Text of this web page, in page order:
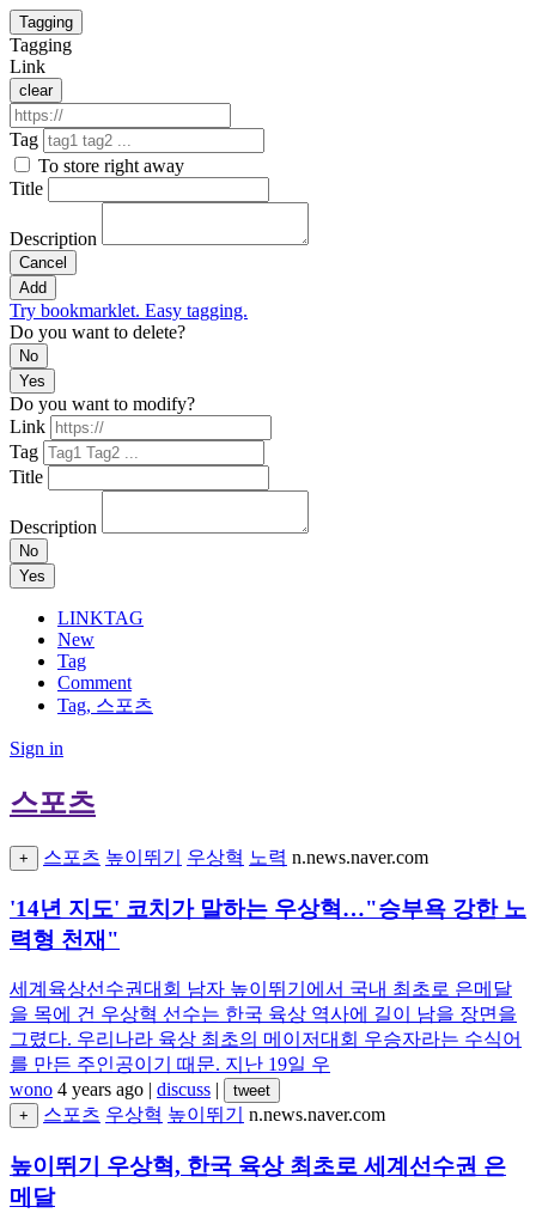
Tagging
Tagging
Link
clear
Tag
To store right away
Title
Description
Cancel
Add
Try bookmarklet. Easy tagging.
Do you want to delete?
No
Yes
Do you want to modify?
Link
Tag
Title
Description
No
Yes
LINKTAG
New
Tag
Comment
Tag, 스포츠
Sign in
스포츠
+ 스포츠 높이뛰기 우상혁 노력 n.news.naver.com
'14년 지도' 코치가 말하는 우상혁…"승부욕 강한 노
력형 천재"
세계육상선수권대회 남자 높이뛰기에서 국내 최초로 은메달
을 목에 건 우상혁 선수는 한국 육상 역사에 길이 남을 장면을
그렸다. 우리나라 육상 최초의 메이저대회 우승자라는 수식어
를 만든 주인공이기 때문. 지난 19일 우
wono 4 years ago | discuss |
tweet
+
스포츠 우상혁 높이뛰기 n.news.naver.com
높이뛰기 우상혁, 한국 육상 최초로 세계선수권 은
메달